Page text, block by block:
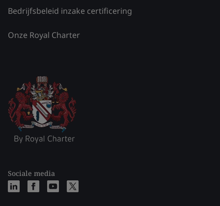
Bedrijfsbeleid inzake certificering
Onze Royal Charter
Sociale media